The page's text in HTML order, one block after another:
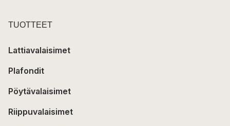
TUOTTEET
Lattiavalaisimet
Plafondit
Pöytävalaisimet
Riippuvalaisimet